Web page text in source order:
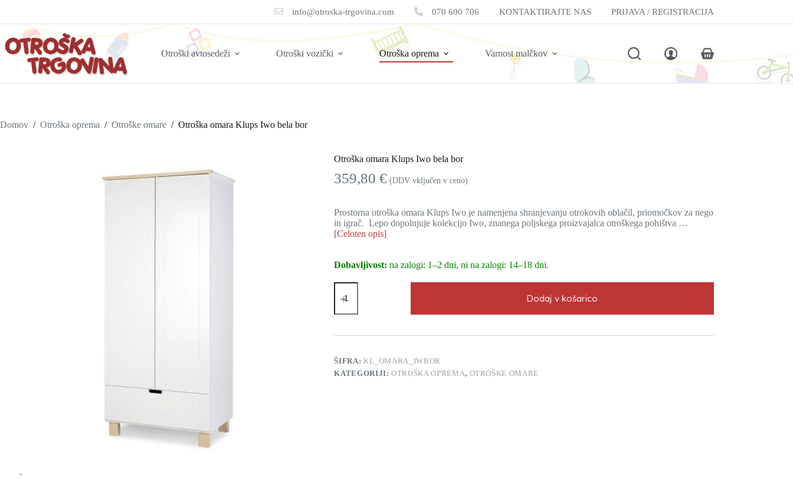
info@otroska-trgovina.com 070 600 706 KONTAKTIRAJTE NAS PRIJAVA / REGISTRACIJA
Otroški avtosedeži Otroški vozički Otroška oprema Varnost malčkov
Shopping
cart
Domov / Otroška oprema / Otroške omare / Otroška omara Klups Iwo bela bor
Otroška omara Klups Iwo bela bor
359,80€ (DDV vključen v ceno)
Prostorna otroška omara Klups Iwo je namenjena shranjevanju otrokovih oblačil, priomočkov za nego
in igrač. Lepo dopolnjuje kolekcijo Iwo, znanega poljskega proizvajalca otroškega pohištva …
[Celoten opis]
Dobavljivost: na zalogi: 1–2 dni, ni na zalogi: 14–18 dni.
Otroška
omara
Iwo
bor
Dodaj v košarico
ŠIFRA: KL_OMARA_IWBOR
KATEGORIJI:OTROŠKA OPREMA, OTROŠKE OMARE